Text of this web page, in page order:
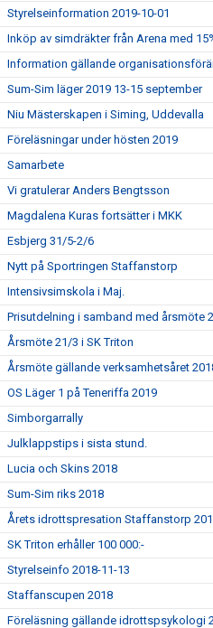
Styrelseinformation 2019-10-01
Inköp av simdräkter från Arena med
Information gällande
Sum-Sim läger 2019 13-15 september
Niu Mästerskapen i Siming, Uddevalla
Föreläsningar under hösten 2019
Samarbete
Vi gratulerar Anders Bengtsson
Magdalena Kuras fortsätter i MKK
Esbjerg 31/5-2/6
Nytt på Sportringen Staffanstorp
Intensivsimskola i Maj.
Prisutdelning i samband med årsmöte
Årsmöte 21/3 i SK Triton
Årsmöte gällande verksamhetsåret
OS Läger 1 på Teneriffa 2019
Simborgarrally
Julklappstips i sista stund.
Lucia och Skins 2018
Sum-Sim riks 2018
Årets idrottspresation Staffanstorp
SK Triton erhåller 100 000:-
Styrelseinfo 2018-11-13
Staffanscupen 2018
Föreläsning gällande idrottspsykologi